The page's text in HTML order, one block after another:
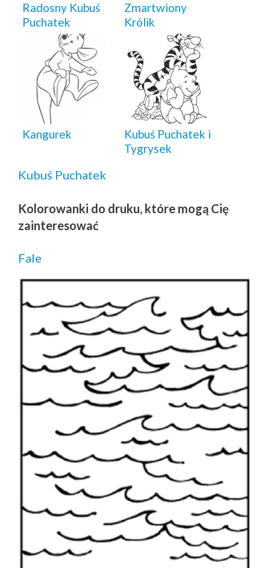
Radosny Kubuś
Puchatek
Zmartwiony
Królik
Kangurek
Kubuś Puchatek i
Tygrysek
Kubuś Puchatek
Kolorowanki do druku, które mogą Cię
zainteresować
Fale